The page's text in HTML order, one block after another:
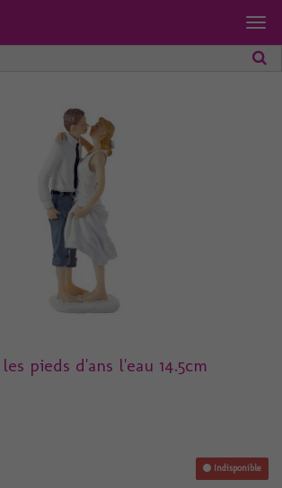
pieds d'ans l'eau 14.5cm
Indisponible